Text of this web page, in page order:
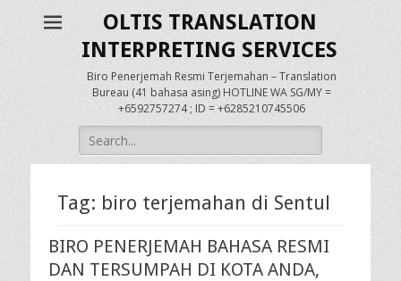
OLTIS TRANSLATION
INTERPRETING SERVICES
Biro Penerjemah Resmi Terjemahan – Translation
Bureau (41 bahasa asing) HOTLINE WA SG/MY =
+6592757274 ; ID = +6285210745506
Search
for:
Tag: biro terjemahan di Sentul
BIRO PENERJEMAH BAHASA RESMI
DAN TERSUMPAH DI KOTA ANDA,